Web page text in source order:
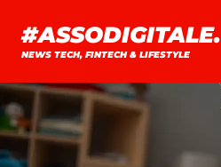
contenuto
#ASSODIGITALE.
NEWS TECH, FINTECH & LIFESTYLE